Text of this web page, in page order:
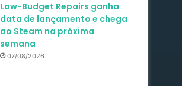
Low-Budget Repairs ganha
data de lançamento e chega
ao Steam na próxima
semana
07/08/2026